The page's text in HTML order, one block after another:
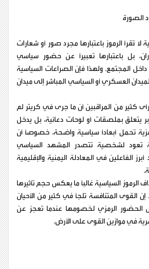
الصورة
لا تُقرأ الرموز باعتبارها مجرد صور أو شعارات
بل باعتبارها تعبيراً عن حضور سياسي
المجتمع. ولهذا فإن الصراعات السياسية
العسكري أو السياسي المباشر إلى ميدان
كثير من المراقبين أن ما جرى في كريتر لم
يتعلق بملصقات أو لوحات دعائية، بل يدخل
تحمل أبعاداً سياسية واضحة، خصوصاً أن
تعود لشخصية تتصدر المشهد السياسي
الفاعلين في المعادلة اليمنية والإقليمية
الرموز السياسية غالباً ما يعكس حجم تأثيرها
إن القوى المتنافسة تلجأ في كثير من الأحيان
الحضور الرمزي لخصومها عندما تعجز عن
في موازين القوى على الأرض.